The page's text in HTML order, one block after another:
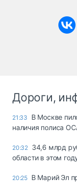
Дороги,
21:33
В Москве
наличия полиса
20:32 34,6 млрд
области в этом
20:25 В Марий Эл